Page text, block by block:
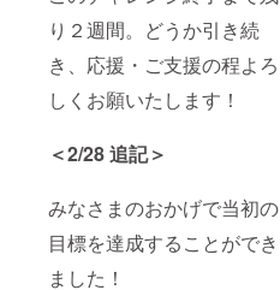
り２週間。どうか引き続
き、応援・ご支援の程よろ
しくお願いたします！
＜2/28 追記＞
みなさまのおかげで当初の
目標を達成することができ
ました！